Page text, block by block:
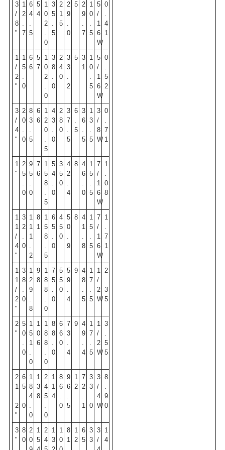
3
/
8
"
1
2
7
6
4
5
5
4
1
0
2
0
3
5
5
2
1
5
2
9
0
5 2
9
7
1
0
5
5
/
1
6
W
0
4
1
1
/
2
"
1
5
0
6
6
5
7
1
0
2
0
3
8
0
2
4
0
3
3
2
5 3
1
1
0
5
5
/
1
6
W
0
5
2
3
/
4
"
2
0
0
8
3
5
6
6
1
2
0
5
4
3
0
2
8
0
3
7
5
6
5
3
6
5
1
3
5
3
/
8
W
0
7
1
1
"
2
5
0
9
5
0
7
6
1
5
8
5
5
4
0
3
5
0
4
2
4
8 4
6
0
1
5
5
7
/
1
6
W
1
0
8
1
1
/
4
"
3
2
0
1
1
1
2
8
1
1
5
8
5
6
5
0
4
5
0
5
0
9
8 4
1
8
1
5
5
7
/
1
6
W
1
7
1
1
1
/
2
"
3
8
0
1
2
9
8
9
8
1
8
8
0
7
5
0
5
5
0
5
9
4
9 4
8
5
1
7
5
1
/
2
W
2
3
5
2
"
5
0
0
1
5
1
0
1
0
6
1
8
8
0
8
8
0
6
6
0
7
3
4
9 4
9
4
1
7
5
1
/
2
W
3
5
5
2
1
2
"
6
5
0
1
8
4
0
1
3
8
2
4
5
0
1
1
4
8
6
0
9
6
5
1
2
7
2
1
3
3
0
3
/
4
W
8
9
0
3
"
8
0
2
0
1
5
2
4
1
3
1
0
8
1
1
2
6
5
3
3
3
/
1
4